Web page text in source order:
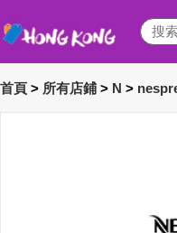
首頁 > 所有店鋪 > N >